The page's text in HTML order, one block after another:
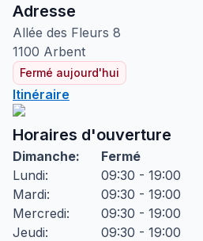
Adresse
Allée des Fleurs 8
1100 Arbent
Fermé aujourd'hui
Itinéraire
Horaires d'ouverture
Dimanche:
Fermé
Lundi:
09:30 - 19:00
Mardi:
09:30 - 19:00
Mercredi:
09:30 - 19:00
Jeudi:
09:30 - 19:00